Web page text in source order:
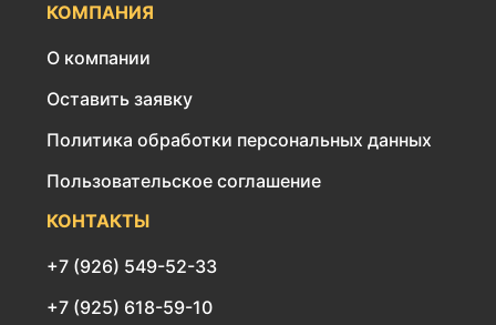
КОМПАНИЯ
О компании
Оставить заявку
Политика обработки персональных данных
Пользовательское соглашение
КОНТАКТЫ
+7 (926) 549-52-33
+7 (925) 618-59-10